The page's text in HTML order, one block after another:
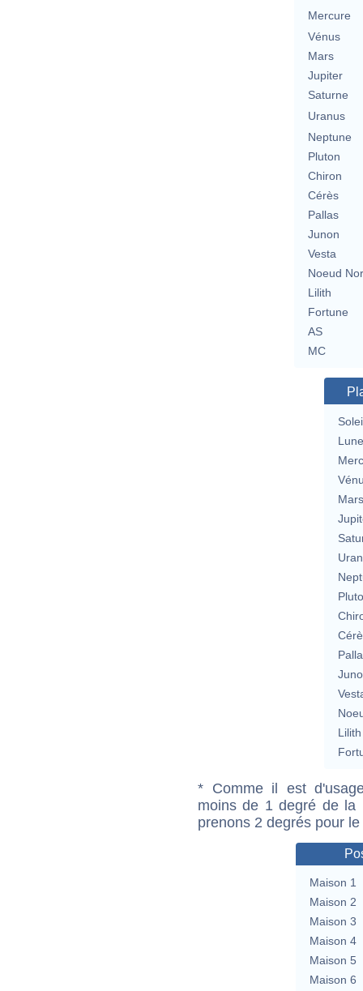
Mercure
Vénus
Mars
Jupiter
Saturne
Uranus
Neptune
Pluton
Chiron
Cérès
Pallas
Junon
Vesta
Noeud
Lilith
Fortune
AS
MC
Lune
Mars
Lilith
* Comme il est
moins de 1 degré de la
prenons 2 degrés pour
Maison 1
Maison 2
Maison 3
Maison 4
Maison 5
Maison 6